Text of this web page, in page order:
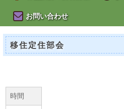
お問い合わせ
移住定住部会
時間